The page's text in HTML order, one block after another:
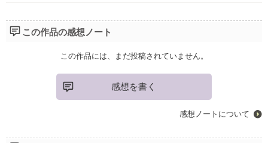
この作品の感想ノート
この作品には、まだ投稿されていません。
感想を書く
感想ノートについて